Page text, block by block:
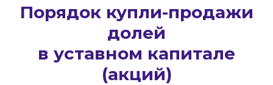
Порядок купли-продажи
долей
в уставном капитале
(акций)